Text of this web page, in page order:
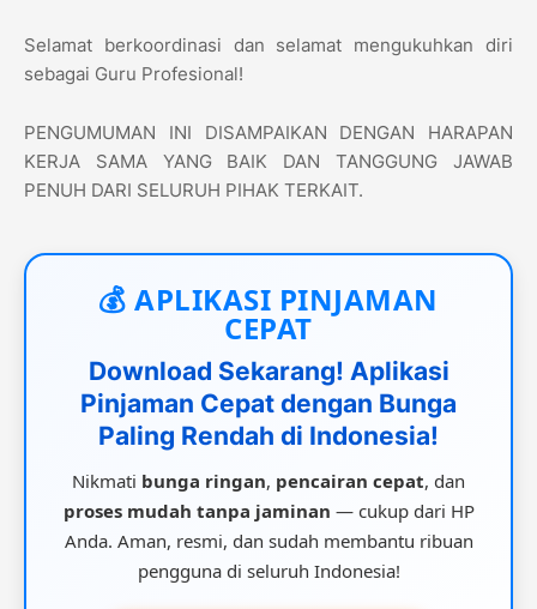
​Selamat berkoordinasi dan selamat mengukuhkan diri
sebagai Guru Profesional!
​PENGUMUMAN INI DISAMPAIKAN DENGAN HARAPAN
KERJA SAMA YANG BAIK DAN TANGGUNG JAWAB
PENUH DARI SELURUH PIHAK TERKAIT.
💰 APLIKASI PINJAMAN
CEPAT
Download Sekarang! Aplikasi
Pinjaman Cepat dengan Bunga
Paling Rendah di Indonesia!
Nikmati bunga ringan, pencairan cepat, dan
proses mudah tanpa jaminan — cukup dari HP
Anda. Aman, resmi, dan sudah membantu ribuan
pengguna di seluruh Indonesia!